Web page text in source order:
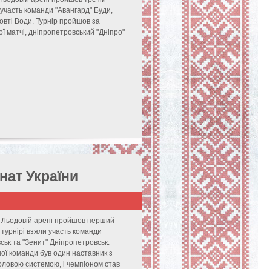
команди "Авангард" Буди,
Води. Турнір пройшов за
матчі, дніпропетровський "Дніпро"
України
арені пройшов перший
взяли участь команди
та "Зенит" Дніпропетровськ.
команди був один наставник з
системою, і чемпіоном став